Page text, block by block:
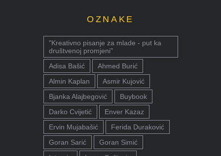
OZNAKE
"Kreativno pisanje za mlade - put ka
društvenoj promjeni"
Adisa Bašić
Ahmed Burić
Almin Kaplan
Asmir Kujović
Bjanka Alajbegović
Buybook
Darko Cvijetić
Enver Kazaz
Ervin Mujabašić
Ferida Duraković
Goran Sarić
Goran Simić